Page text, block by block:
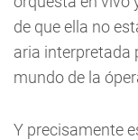
de que ella no
aria interpretada
mundo de la
Y precisamente